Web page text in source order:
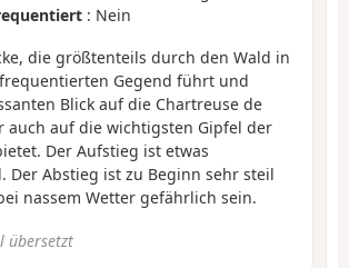
: Nein
die größtenteils durch den Wald in
Gegend führt und
Blick auf die Chartreuse de
auch auf die wichtigsten Gipfel der
Der Aufstieg ist etwas
Der Abstieg ist zu Beginn sehr steil
nassem Wetter gefährlich sein.
übersetzt